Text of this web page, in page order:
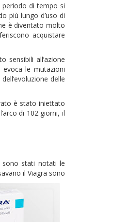
periodo di tempo si
più lungo d’uso di
è diventato molto
acquistare
sensibili all’azione
le mutazioni
delle
è stato iniettato
di 102 giorni, il
sono stati notati le
il Viagra sono